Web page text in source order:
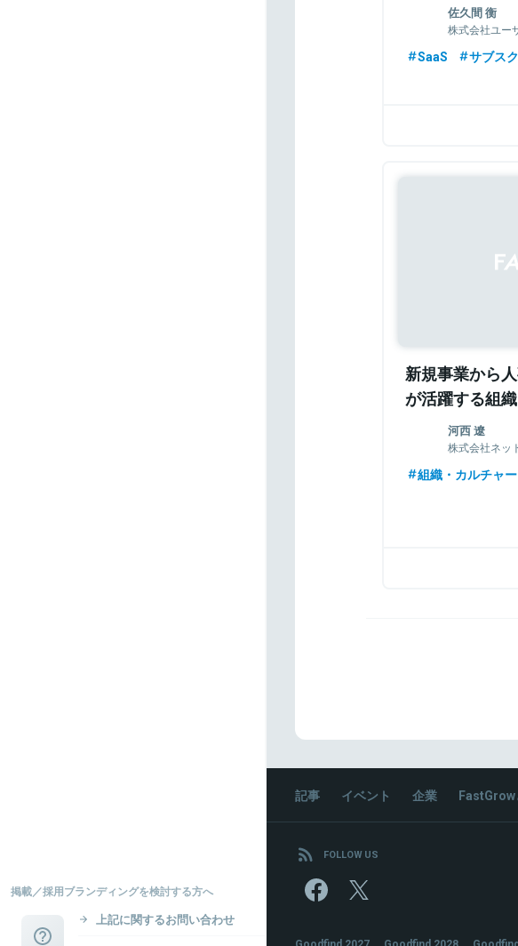
掲載／採用ブランディングを検討する方へ
上記に関するお問い合わせ
佐久間 衡
株式会社ユー
Chief
SaaS サブス
新規事業から
が活躍する組
河西 遼
株式会社ネッ
組織・カルチャー
記事 イベント 企業 FastGrow
FOLLOW US